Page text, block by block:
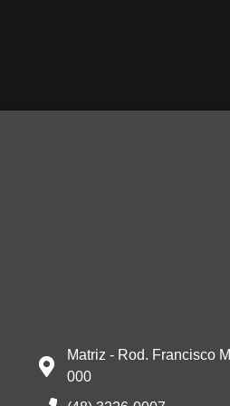
Matriz - Rod. Francisco
000